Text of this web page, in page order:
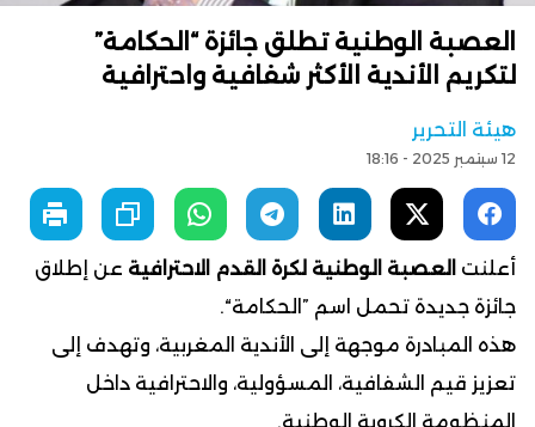
العصبة الوطنية تطلق جائزة “الحكامة”
لتكريم الأندية الأكثر شفافية واحترافية
هيئة التحرير
12 سبتمبر 2025 - 18:16
أعلنت العصبة الوطنية لكرة القدم الاحترافية عن إطلاق
جائزة جديدة تحمل اسم
الحكامة .
هذه المبادرة موجهة إلى الأندية المغربية، وتهدف إلى
تعزيز قيم الشفافية، المسؤولية، والاحترافية داخل
المنظومة الكروية الوطنية.